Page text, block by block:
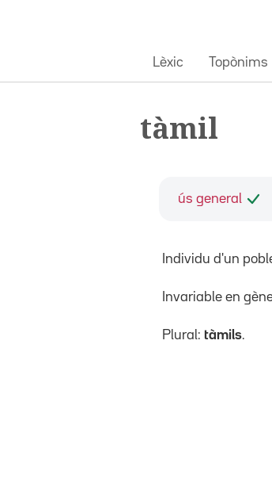
Lèxic Topònims
tàmil
ús general
Individu d'un
Invariable en
Plural: tàmils.